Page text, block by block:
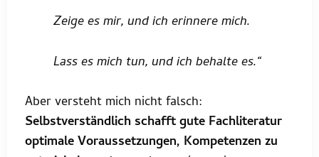
Zeige es mir, und ich erinnere mich.
Lass es mich tun, und ich behalte es.“
Aber versteht mich nicht falsch:
Selbstverständlich schafft gute Fachliteratur
optimale Voraussetzungen, Kompetenzen zu